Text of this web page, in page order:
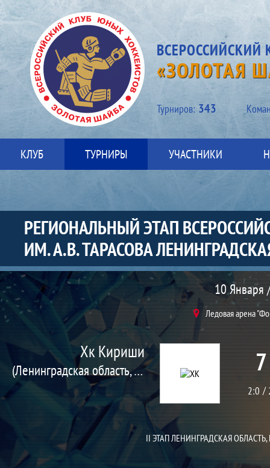
«ЗОЛОТАЯ
Турниров: 343
КЛУБ ТУРНИРЫ УЧАСТНИКИ
РЕГИОНАЛЬНЫЙ ЭТАП
ИМ. А.В. ТАРАСОВА
Матч
10 Января
Ледовая арена
Хк Кириши
(Ленинградская область, Кириши г.)
2:0
II ЭТАП ЛЕНИНГРАДСКАЯ